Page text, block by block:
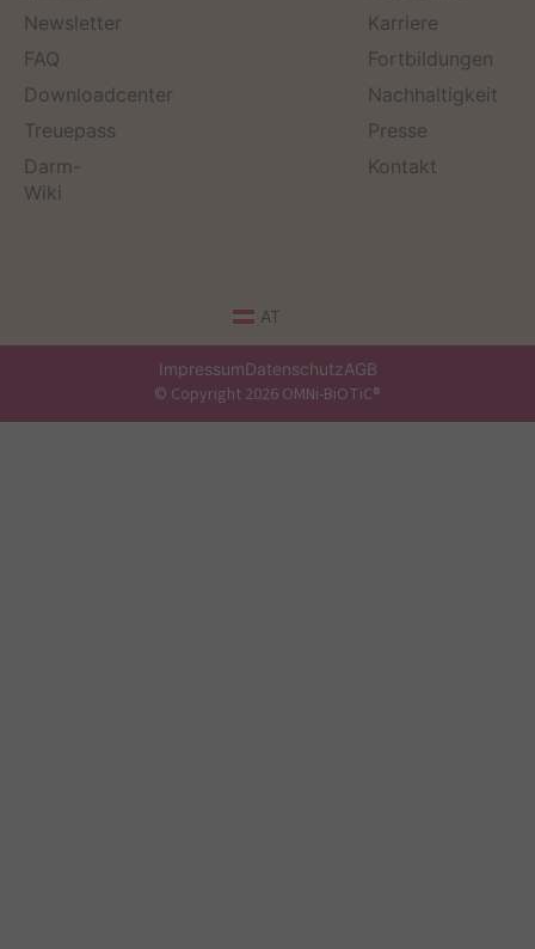
Newsletter
FAQ
Downloadcenter
Treuepass
Darm-
Wiki
Karriere
Fortbildungen
Nachhaltigkeit
Presse
Kontakt
AT
ImpressumDatenschutzAGB
© Copyright 2026 OMNi-BiOTiC®